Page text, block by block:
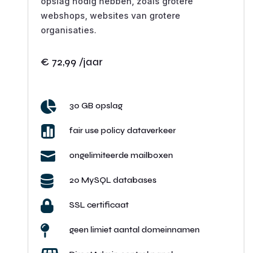
webshops, websites van grotere
organisaties.
€ 72,99 /jaar
 30 GB opslag
 fair use policy dataverkeer
 ongelimiteerde mailboxen
 20 MySQL databases
 SSL certificaat
 geen limiet aantal domeinnamen